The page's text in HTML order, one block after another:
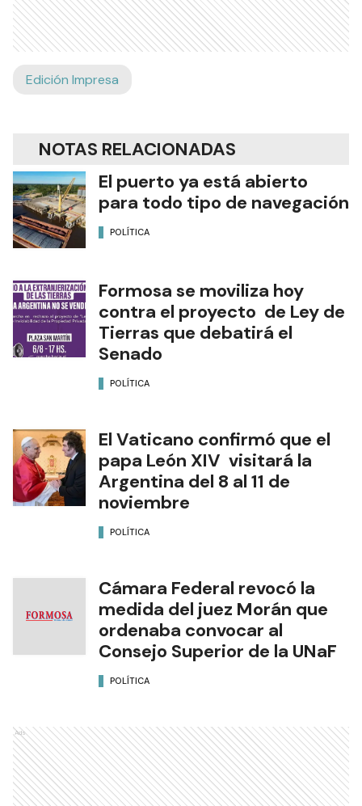
Edición Impresa
NOTAS RELACIONADAS
El puerto ya está abierto
para todo tipo de navegación
POLÍTICA
Formosa se moviliza hoy
contra el proyecto de Ley de
Tierras que debatirá el
Senado
POLÍTICA
El Vaticano confirmó que el
papa León XIV visitará la
Argentina del 8 al 11 de
noviembre
POLÍTICA
Cámara Federal revocó la
medida del juez Morán que
ordenaba convocar al
Consejo Superior de la UNaF
POLÍTICA
Ads